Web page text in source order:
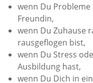
wenn Du
Freundin,
wenn Du Zuhause
rausgeflogen bist,
wenn Du Stress
Ausbildung hast,
wenn Du Dich in